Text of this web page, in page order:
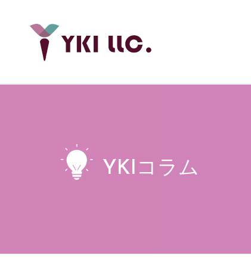
YKIコラム